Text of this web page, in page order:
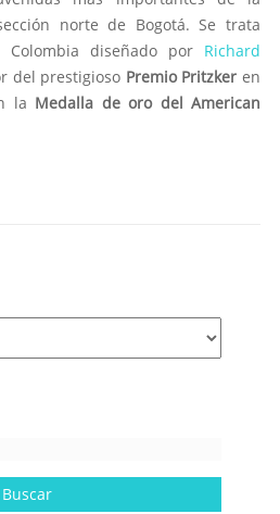
norte de Bogotá. Se trata
diseñado por Richard
del prestigioso Premio Pritzker en
la Medalla de oro del American